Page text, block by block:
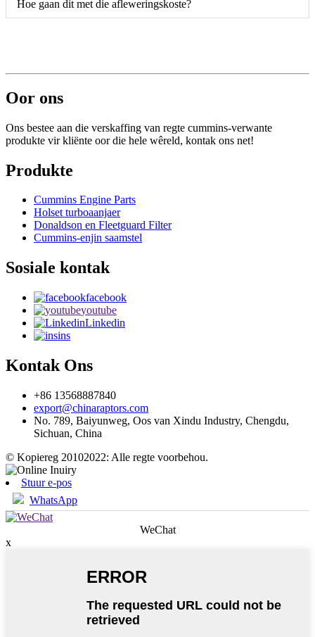
Hoe gaan dit met die afleweringskoste?
Oor ons
Ons bestee aan die verskaffing van regte cummins-verwante
produkte vir kliënte oor die hele wêreld, kontak ons ​​net!
Produkte
Cummins Engine Parts
Holset turboaanjaer
Donaldson en Fleetguard Filter
Cummins-enjin saamstel
Sosiale kontak
facebook
youtube
Linkedin
ins
Kontak Ons
+86 13568887840
export@chinaraptors.com
No. 789, Baiyunweg, Oos van Xindu Industry, Chengdu,
Sichuan, China
© Kopiereg 20102022: Alle regte voorbehou.
Stuur e-pos
WhatsApp
WeChat
x